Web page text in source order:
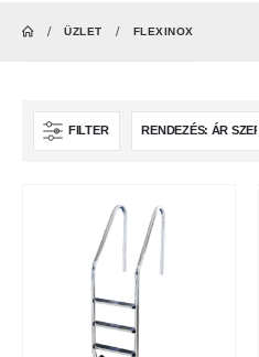
ÜZLET FLEXINOX
FILTER